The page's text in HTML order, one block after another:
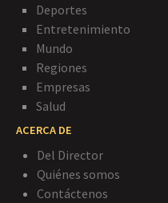
Deportes
Entretenimiento
Mundo
Regiones
Empresas
Salud
ACERCA DE
Del Director
Quiénes somos
Contáctenos